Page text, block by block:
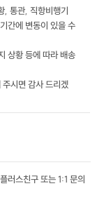
, 통관, 직항비행기
간에 변동이 있을 수
상황 등에 따라 배송
시면 감사 드리겠
러스친구 또는 1:1 문의